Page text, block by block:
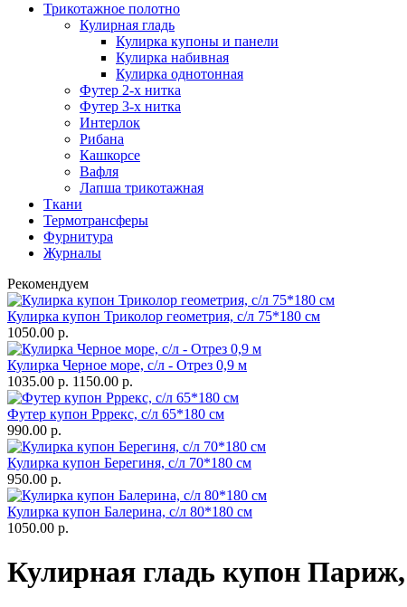
Трикотажное полотно
Кулирная гладь
Кулирка купоны и панели
Кулирка набивная
Кулирка однотонная
Футер 2-х нитка
Футер 3-х нитка
Интерлок
Рибана
Кашкорсе
Вафля
Лапша трикотажная
Ткани
Термотрансферы
Фурнитура
Журналы
Рекомендуем
Кулирка купон Триколор геометрия, с/л 75*180 см
1050.00 р.
Кулирка Черное море, с/л - Отрез 0,9 м
1035.00 р. 1150.00 р.
Футер купон Рррекс, с/л 65*180 см
990.00 р.
Кулирка купон Берегиня, с/л 70*180 см
950.00 р.
Кулирка купон Балерина, с/л 80*180 см
1050.00 р.
Кулирная гладь купон